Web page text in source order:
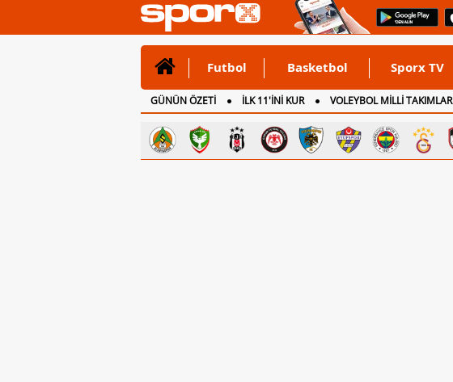
Futbol Basketbol Sporx TV
GÜNÜN ÖZETİ İLK 11'İNİ KUR VOLEYBOL MİLLİ TAKIMLAR
CANLI ANLATIM
İNGİLTERE